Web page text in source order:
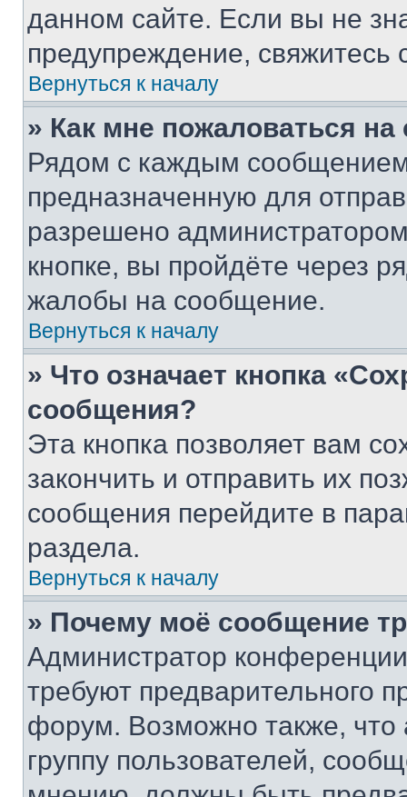
данном сайте. Если вы не
предупреждение,
Вернуться к началу
» Как мне пожаловаться
Рядом с каждым сообщением
предназначенную для
разрешено
кнопке, вы пройдёте через
жалобы на сообщение.
Вернуться к началу
» Что означает кнопка
сообщения?
Эта кнопка позволяет вам
закончить и отправить их
сообщения перейдите в
раздела.
Вернуться к началу
» Почему моё сообщение
Администратор
требуют предварительного
форум. Возможно также, что
группу пользователей,